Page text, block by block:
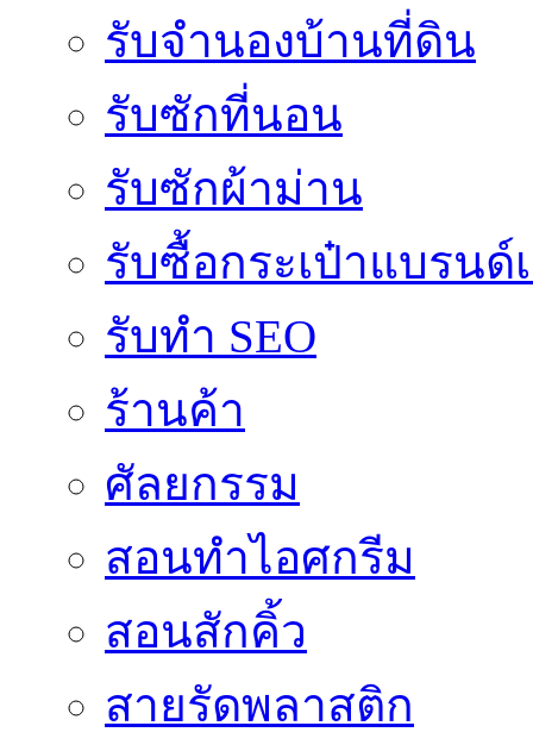
รับจำนองบ้านที่ดิน
รับซักที่นอน
รับซักผ้าม่าน
รับซื้อกระเป๋าแบรนด์
รับทำ SEO
ร้านค้า
ศัลยกรรม
สอนทำไอศกรีม
สอนสักคิ้ว
สายรัดพลาสติก